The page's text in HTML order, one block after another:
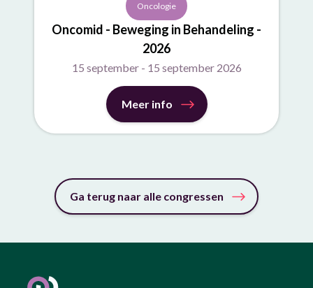
Oncologie
Oncomid - Beweging in Behandeling -
2026
15 september - 15 september 2026
Meer info
Ga terug naar alle congressen